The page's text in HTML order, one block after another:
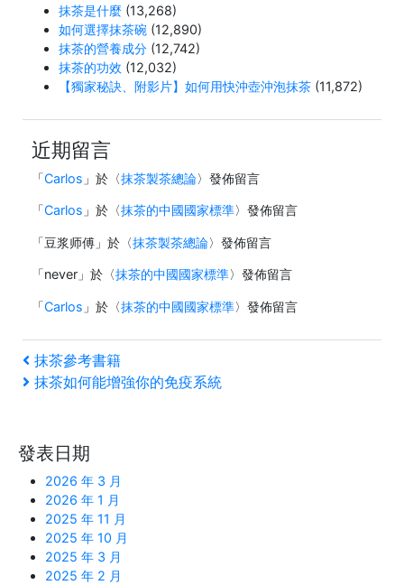
抹茶是什麼 (13,268)
如何選擇抹茶碗 (12,890)
抹茶的營養成分 (12,742)
抹茶的功效 (12,032)
【獨家秘訣、附影片】如何用快沖壺沖泡抹茶 (11,872)
近期留言
「Carlos 」於〈抹茶製茶總論〉發佈留言
「Carlos 」於〈抹茶的中國國家標準〉發佈留言
「豆浆师傅 」於〈抹茶製茶總論〉發佈留言
「never 」於〈抹茶的中國國家標準〉發佈留言
「Carlos 」於〈抹茶的中國國家標準〉發佈留言
文
章
覽
上
一
章
抹茶參考書籍
下
文
章
抹茶如何能增強你的免疫系統
發表日期
2026 年 3 月
2026 年 1 月
2025 年 11 月
2025 年 10 月
2025 年 3 月
2025 年 2 月